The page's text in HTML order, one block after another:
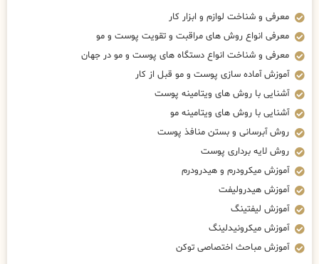
معرفی و شناخت لوازم و ابزار کار
معرفی انواع روش های مراقبت و تقویت پوست و مو
معرفی و شناخت انواع دستگاه های پوست و مو در جهان
آموزش آماده سازی پوست و مو قبل از کار
آشنایی با روش های ویتامینه پوست
آشنایی با روش های ویتامینه مو
روش آبرسانی و بستن منافذ پوست
روش لایه برداری پوست
آموزش میکرودرم و هیدرودرم
آموزش هیدرولیفت
آموزش لیفتینگ
آموزش میکرونیدلینگ
آموزش مباحث اختصاصی توکن